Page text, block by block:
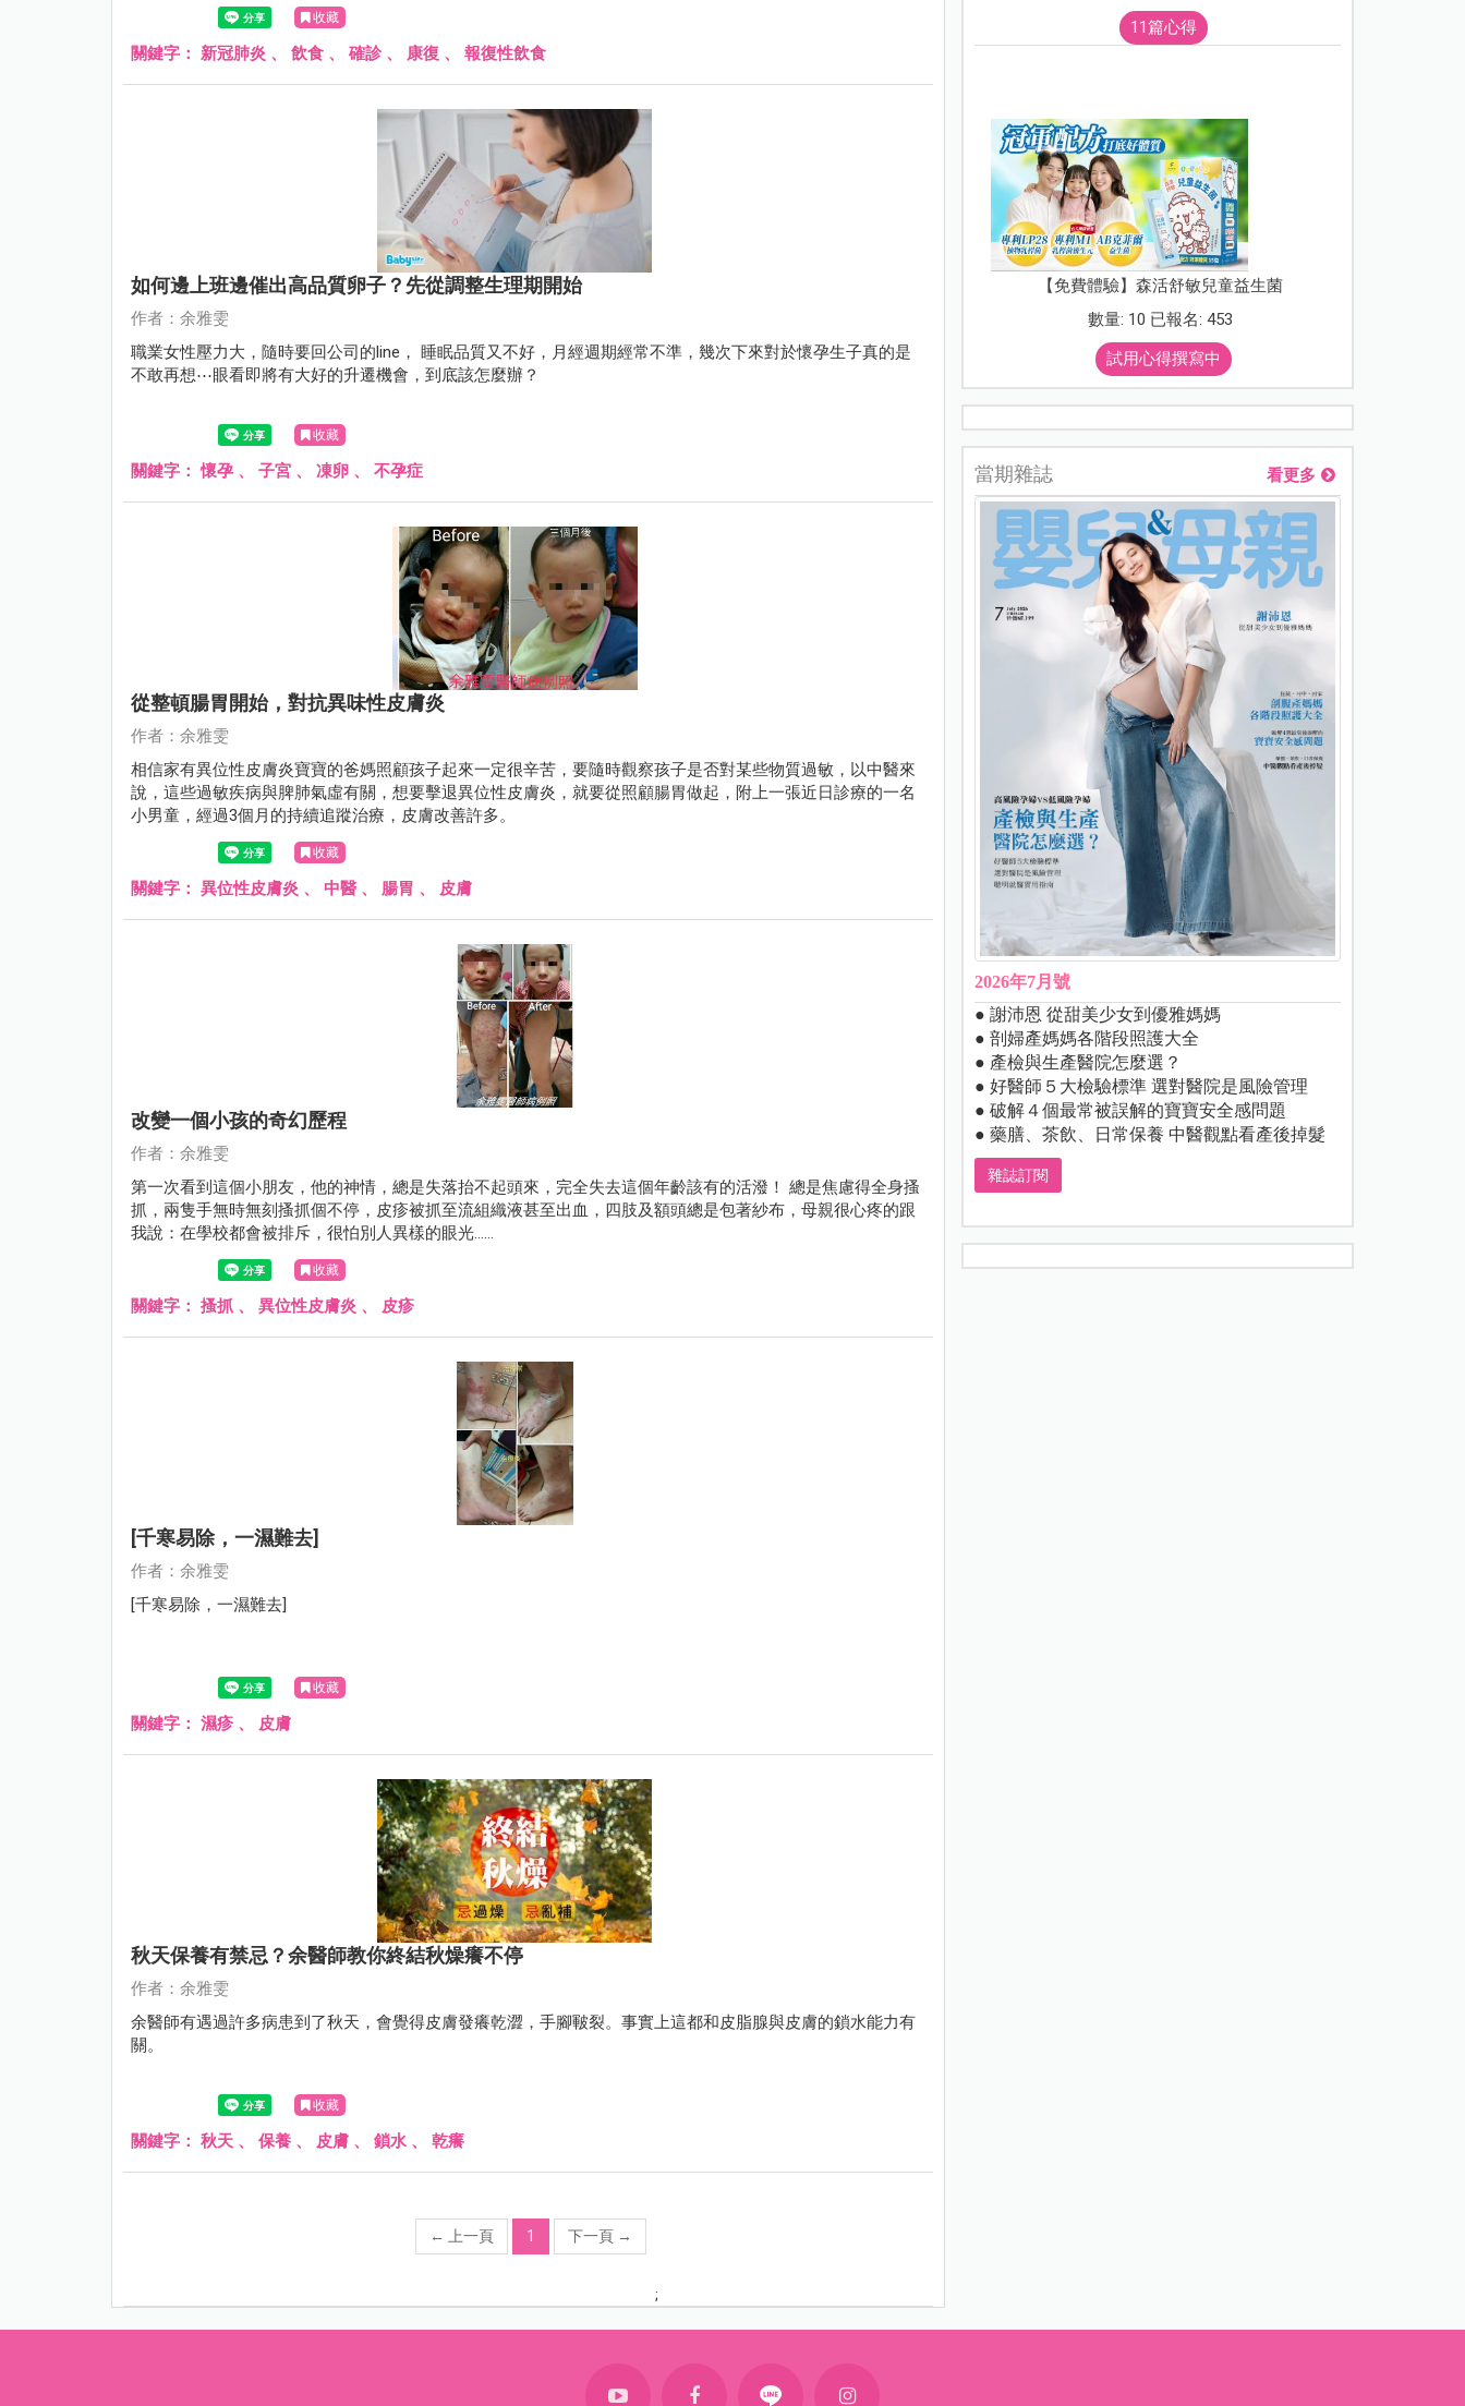
收藏
關鍵字： 新冠肺炎 、 飲食 、 確診 、 康復 、 報復性飲食
如何邊上班邊催出高品質卵子？先從調整生理期開始
作者：余雅雯
職業女性壓力大，隨時要回公司的line， 睡眠品質又不好，月經週期經常不準，幾次下來對於懷孕生子真的是
不敢再想⋯眼看即將有大好的升遷機會，到底該怎麼辦？
收藏
關鍵字：懷孕 、 子宮 、 凍卵 、 不孕症
從整頓腸胃開始，對抗異味性皮膚炎
作者：余雅雯
相信家有異位性皮膚炎寶寶的爸媽照顧孩子起來一定很辛苦，要隨時觀察孩子是否對某些物質過敏，以中醫來
說，這些過敏疾病與脾肺氣虛有關，想要擊退異位性皮膚炎，就要從照顧腸胃做起，附上一張近日診療的一名
小男童，經過3個月的持續追蹤治療，皮膚改善許多。
收藏
關鍵字： 異位性皮膚炎 、 中醫 、 腸胃 、 皮膚
改變一個小孩的奇幻歷程
作者：余雅雯
第一次看到這個小朋友，他的神情，總是失落抬不起頭來，完全失去這個年齡該有的活潑！ 總是焦慮得全身搔
抓，兩隻手無時無刻搔抓個不停，皮疹被抓至流組織液甚至出血，四肢及額頭總是包著紗布，母親很心疼的跟
我說：在學校都會被排斥，很怕別人異樣的眼光……
收藏
關鍵字： 搔抓 、 異位性皮膚炎 、 皮疹
[千寒易除，一濕難去]
作者：余雅雯
[千寒易除，一濕難去]
收藏
關鍵字： 濕疹 、 皮膚
秋天保養有禁忌？余醫師教你終結秋燥癢不停
作者：余雅雯
余醫師有遇過許多病患到了秋天，會覺得皮膚發癢乾澀，手腳皸裂。事實上這都和皮脂腺與皮膚的鎖水能力有
關。
收藏
關鍵字： 秋天 、 保養 、 皮膚 、 鎖水 、 乾癢
← 上一頁 1 下一頁 →
;
11篇心得
【免費體驗】森活舒敏兒童益生菌
數量: 10 已報名: 453
試用心得撰寫中
當期雜誌 看更多
2026年7月號
● 謝沛恩 從甜美少女到優雅媽媽
● 剖婦產媽媽各階段照護大全
● 產檢與生產醫院怎麼選？
● 好醫師５大檢驗標準 選對醫院是風險管理
● 破解４個最常被誤解的寶寶安全感問題
● 藥膳、茶飲、日常保養 中醫觀點看產後掉髮
雜誌訂閱